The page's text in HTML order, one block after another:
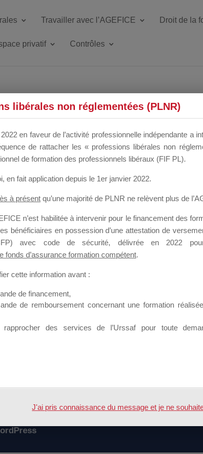
Travailler avec l’AGEFICE Droit de la
privatif Contrôles
DU
souhaitent répondre à l’Appel à Propositions Mallette du
il est possible de laisser un message ou poser une
ce groupe
de candidature MDD
libérales non réglementées (PLNR)
en faveur de l’activité professionnelle indépendante a
de rattacher les « professions libérales non
de formation des professionnels libéraux (FIF PL).
, en fait application depuis le 1er janvier 2022.
à présent qu’une majorité de PLNR ne relèvent plus de
n’est habilitée à intervenir pour le financement des
bénéficiaires en possession d’une attestation de
avec code de sécurité, délivrée en 2022
fonds d’assurance formation compétent.
cette information avant :
de financement,
de remboursement concernant une formation
des services de l’Urssaf pour toute
J'ai pris connaissance du message et je ne